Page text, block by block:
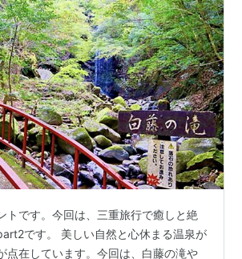
トです。今回は、三重旅行で癒しと絶
です。 美しい自然と心休まる温泉が
点在しています。今回は、白藤の滝や